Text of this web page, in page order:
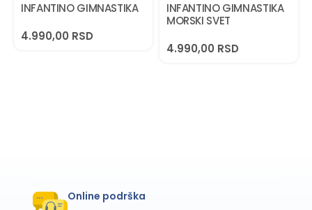
INFANTINO GIMNASTIKA
4.990,00 RSD
INFANTINO GIMNASTIKA
MORSKI SVET
4.990,00 RSD
Online podrška